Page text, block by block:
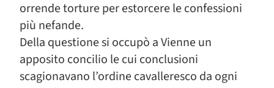
orrende torture per estorcere le confessioni
più nefande.
Della questione si occupò a Vienne un
apposito concilio le cui conclusioni
scagionavano l’ordine cavalleresco da ogni